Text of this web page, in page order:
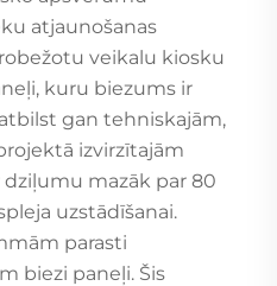
atjaunošanas
veikalu kiosku
kuru biezums ir
gan tehniskajām,
izvirzītajām
dziļumu mazāk par 80
uzstādīšanai.
parasti
biezi paneļi. Šis